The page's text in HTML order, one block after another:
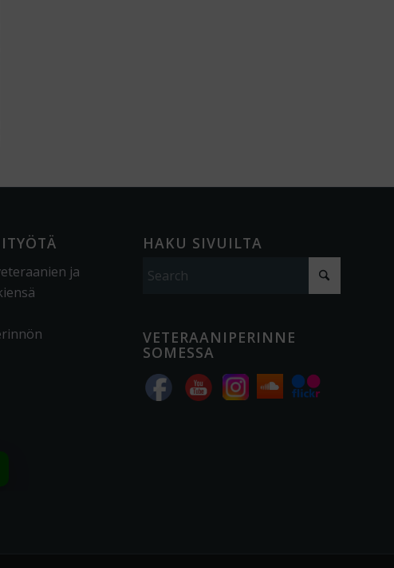
ja
HAKU SIVUILTA
VETERAANIPERINNE
SOMESSA